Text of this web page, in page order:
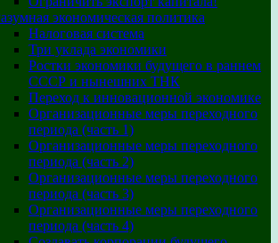
экономическая политика
Налоговая система
Три уклада экономики
Ростки экономики будущего в раннем
СССР и нынешних ТНК
Переход к инновационной экономике
Организационные меры переходного
периода (часть 1)
Организационные меры переходного
периода (часть 2)
Организационные меры переходного
периода (часть 3)
Организационные меры переходного
периода (часть 4)